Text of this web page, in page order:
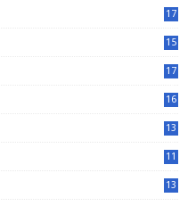
17
15
17
16
13
11
13